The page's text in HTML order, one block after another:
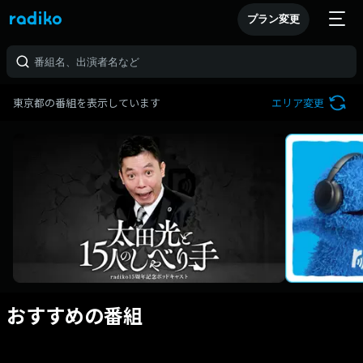
プラン変更
東京都の番組を表示しています エリア変更
おすすめの番組